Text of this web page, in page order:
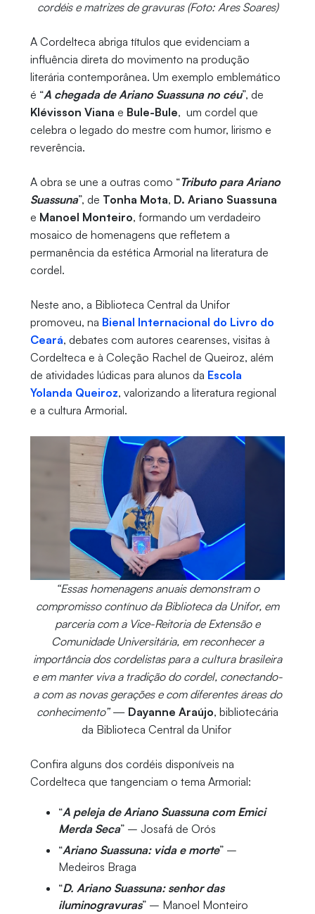
cordéis e matrizes de gravuras (Foto: Ares Soares)
A Cordelteca abriga títulos que evidenciam a
influência direta do movimento na produção
literária contemporânea. Um exemplo emblemático
é “A chegada de Ariano Suassuna no céu”, de
Klévisson Viana e Bule-Bule, um cordel que
celebra o legado do mestre com humor, lirismo e
reverência.
A obra se une a outras como “Tributo para Ariano
Suassuna”, de Tonha Mota, D. Ariano Suassuna
e Manoel Monteiro, formando um verdadeiro
mosaico de homenagens que refletem a
permanência da estética Armorial na literatura de
cordel.
Neste ano, a Biblioteca Central da Unifor
promoveu, na Bienal Internacional do Livro do
Ceará, debates com autores cearenses, visitas à
Cordelteca e à Coleção Rachel de Queiroz, além
de atividades lúdicas para alunos da Escola
Yolanda Queiroz, valorizando a literatura regional
e a cultura Armorial.
“Essas homenagens anuais demonstram o
compromisso contínuo da Biblioteca da Unifor, em
parceria com a Vice-Reitoria de Extensão e
Comunidade Universitária, em reconhecer a
importância dos cordelistas para a cultura brasileira
e em manter viva a tradição do cordel, conectando-
a com as novas gerações e com diferentes áreas do
conhecimento”— Dayanne Araújo, bibliotecária
da Biblioteca Central da Unifor
Confira alguns dos cordéis disponíveis na
Cordelteca que tangenciam o tema Armorial:
“A peleja de Ariano Suassuna com Emici
Merda Seca” – Josafá de Orós
“Ariano Suassuna: vida e morte” –
Medeiros Braga
“D. Ariano Suassuna: senhor das
iluminogravuras” – Manoel Monteiro